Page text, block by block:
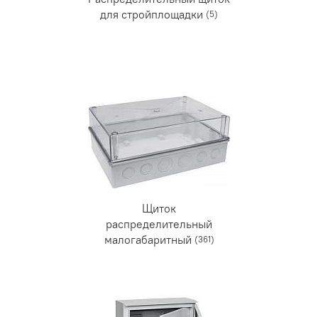
для стройплощадки (5)
Щиток
распределительный
малогабаритный (361)